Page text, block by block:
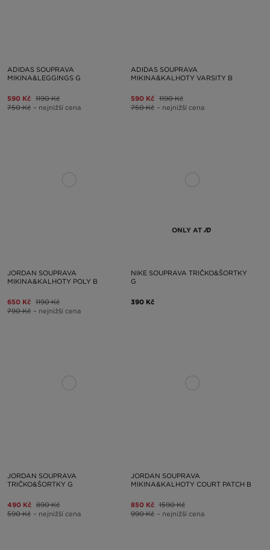
ADIDAS SOUPRAVA
MIKINA&LEGGINGS G
590 Kč 1190 Kč
750 Kč – nejnižší cena
ADIDAS SOUPRAVA
MIKINA&KALHOTY VARSITY B
590 Kč 1190 Kč
750 Kč – nejnižší cena
JORDAN SOUPRAVA
MIKINA&KALHOTY POLY B
650 Kč 1190 Kč
790 Kč – nejnižší cena
ONLY AT
NIKE SOUPRAVA TRIČKO&ŠORTKY
G
390 Kč
JORDAN SOUPRAVA
TRIČKO&ŠORTKY G
490 Kč 890 Kč
590 Kč – nejnižší cena
JORDAN SOUPRAVA
MIKINA&KALHOTY COURT PATCH B
850 Kč 1590 Kč
990 Kč – nejnižší cena